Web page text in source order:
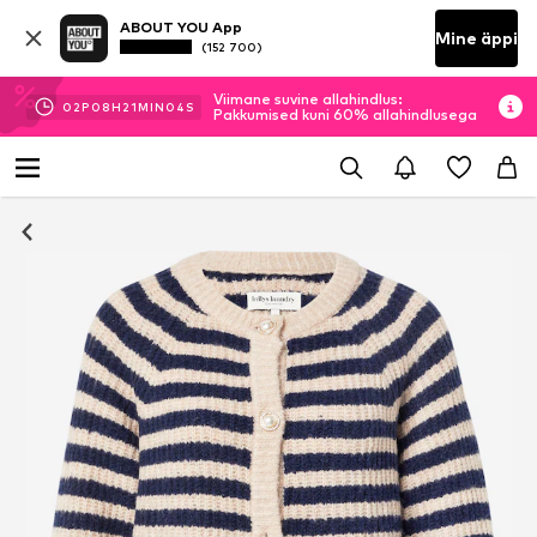
ABOUT YOU App
(152 700) Mine äppi
02P 08H 21MIN 03 S
Viimane suvine allahindlus:
Pakkumised kuni 60% allahindlusega